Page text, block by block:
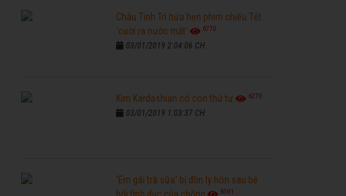
Châu Tinh Trì hứa hẹn phim chiếu Tết
'cười ra nước mắt'
6770
03/01/2019 2:04:06 CH
Kim Kardashian có con thứ tư 6270
03/01/2019 1:03:37 CH
'Em gái trà sữa' bị đồn ly hôn sau bê
6591